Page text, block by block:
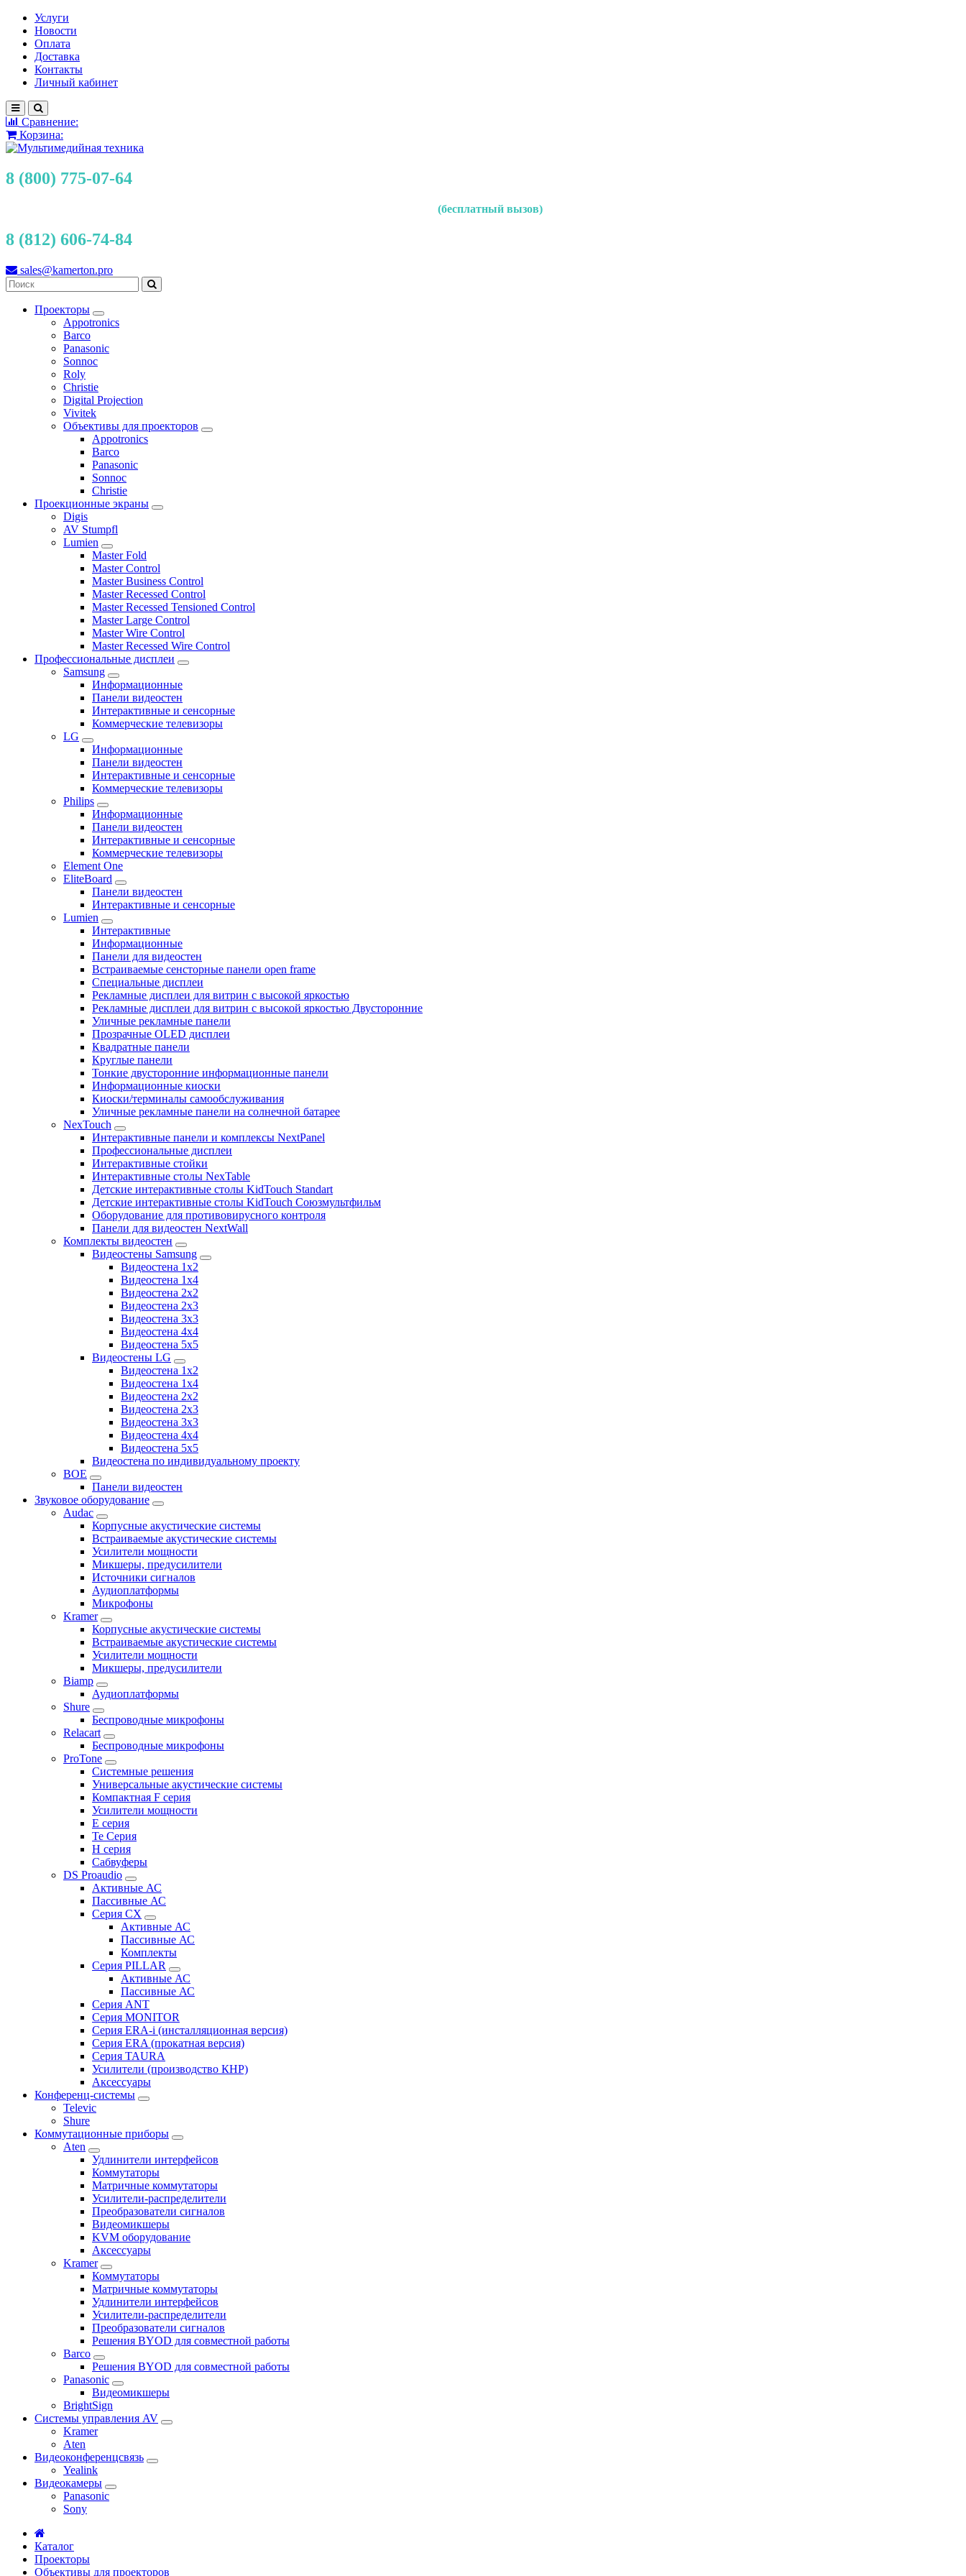
Услуги
Новости
Оплата
Доставка
Контакты
Личный кабинет
Сравнение:
Корзина:
8 (800) 775-07-64
(бесплатный вызов)
8 (812) 606-74-84
sales@kamerton.pro
Проекторы
Appotronics
Barco
Panasonic
Sonnoc
Roly
Christie
Digital Projection
Vivitek
Объективы для проекторов
Appotronics
Barco
Panasonic
Sonnoc
Сhristie
Проекционные экраны
Digis
AV Stumpfl
Lumien
Master Fold
Master Control
Master Business Control
Master Recessed Control
Master Recessed Tensioned Control
Master Large Control
Master Wire Control
Master Recessed Wire Control
Профессиональные дисплеи
Samsung
Информационные
Панели видеостен
Интерактивные и сенсорные
Коммерческие телевизоры
LG
Информационные
Панели видеостен
Интерактивные и сенсорные
Коммерческие телевизоры
Philips
Информационные
Панели видеостен
Интерактивные и сенсорные
Коммерческие телевизоры
Element One
EliteBoard
Панели видеостен
Интерактивные и сенсорные
Lumien
Интерактивные
Информационные
Панели для видеостен
Встраиваемые сенсторные панели open frame
Специальные дисплеи
Рекламные дисплеи для витрин с высокой яркостью
Рекламные дисплеи для витрин с высокой яркостью Двусторонние
Уличные рекламные панели
Прозрачные OLED дисплеи
Квадратные панели
Круглые панели
Тонкие двусторонние информационные панели
Информационные киоски
Киоски/терминалы самообслуживания
Уличные рекламные панели на солнечной батарее
NexTouch
Интерактивные панели и комплексы NextPanel
Профессиональные дисплеи
Интерактивные стойки
Интерактивные столы NexTable
Детские интерактивные столы KidTouch Standart
Детские интерактивные столы KidTouch Союзмультфильм
Оборудование для противовирусного контроля
Панели для видеостен NextWall
Комплекты видеостен
Видеостены Samsung
Видеостена 1x2
Видеостена 1x4
Видеостена 2x2
Видеостена 2х3
Видеостена 3x3
Видеостена 4x4
Видеостена 5x5
Видеостены LG
Видеостена 1x2
Видеостена 1x4
Видеостена 2x2
Видеостена 2x3
Видеостена 3x3
Видеостена 4x4
Видеостена 5x5
Видеостена по индивидуальному проекту
BOE
Панели видеостен
Звуковое оборудование
Audac
Корпусные акустические системы
Встраиваемые акустические системы
Усилители мощности
Микшеры, предусилители
Источники сигналов
Аудиоплатформы
Микрофоны
Kramer
Корпусные акустические системы
Встраиваемые акустические системы
Усилители мощности
Микшеры, предусилители
Biamp
Аудиоплатформы
Shure
Беспроводные микрофоны
Relacart
Беспроводные микрофоны
ProTone
Системные решения
Универсальные акустические системы
Компактная F серия
Усилители мощности
E серия
Te Серия
H серия
Сабвуферы
DS Proaudio
Активные АС
Пассивные АС
Серия CX
Активные АС
Пассивные АС
Комплекты
Серия PILLAR
Активные АС
Пассивные АС
Серия ANT
Серия MONITOR
Серия ERA-i (инсталляционная версия)
Серия ERA (прокатная версия)
Серия TAURA
Усилители (производство КНР)
Аксессуары
Конференц-системы
Televic
Shure
Коммутационные приборы
Aten
Удлинители интерфейсов
Коммутаторы
Матричные коммутаторы
Усилители-распределители
Преобразователи сигналов
Видеомикшеры
KVM оборудование
Аксессуары
Kramer
Коммутаторы
Матричные коммутаторы
Удлинители интерфейсов
Усилители-распределители
Преобразователи сигналов
Решения BYOD для совместной работы
Barco
Решения BYOD для совместной работы
Panasonic
Видеомикшеры
BrightSign
Системы управления AV
Kramer
Aten
Видеоконференцсвязь
Yealink
Видеокамеры
Panasonic
Sony
Каталог
Проекторы
Объективы для проекторов